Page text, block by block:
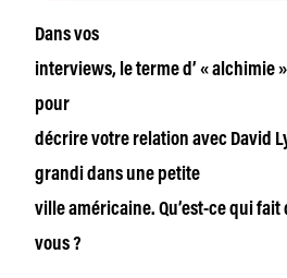
Dans vos
interviews, le terme d’ « alchimie
pour
décrire votre relation avec David
grandi dans une petite
ville américaine. Qu’est-ce qui
vous ?